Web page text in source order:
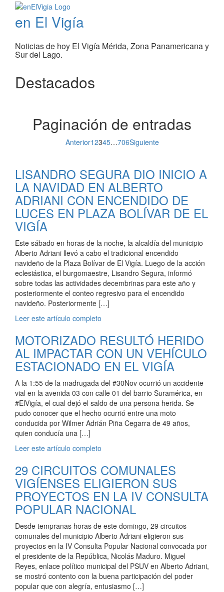
en El Vigía
Noticias de hoy El Vigía Mérida, Zona Panamericana y
Sur del Lago.
Destacados
Paginación de entradas
Anterior12345…706Siguiente
LISANDRO SEGURA DIO INICIO A
LA NAVIDAD EN ALBERTO
ADRIANI CON ENCENDIDO DE
LUCES EN PLAZA BOLÍVAR DE EL
VIGÍA
Este sábado en horas de la noche, la alcaldía del municipio
Alberto Adriani llevó a cabo el tradicional encendido
navideño de la Plaza Bolívar de El Vigía. Luego de la acción
eclesiástica, el burgomaestre, Lisandro Segura, informó
sobre todas las actividades decembrinas para este año y
posteriormente el conteo regresivo para el encendido
navideño. Posteriormente […]
Leer este artículo completo
MOTORIZADO RESULTÓ HERIDO
AL IMPACTAR CON UN VEHÍCULO
ESTACIONADO EN EL VIGÍA
A la 1:55 de la madrugada del #30Nov ocurrió un accidente
vial en la avenida 03 con calle 01 del barrio Suramérica, en
#ElVigía, el cual dejó el saldo de una persona herida. Se
pudo conocer que el hecho ocurrió entre una moto
conducida por Wilmer Adrián Piña Cegarra de 49 años,
quien conducía una […]
Leer este artículo completo
29 CIRCUITOS COMUNALES
VIGÍENSES ELIGIERON SUS
PROYECTOS EN LA IV CONSULTA
POPULAR NACIONAL
Desde tempranas horas de este domingo, 29 circuitos
comunales del municipio Alberto Adriani eligieron sus
proyectos en la IV Consulta Popular Nacional convocada por
el presidente de la República, Nicolás Maduro. Miguel
Reyes, enlace político municipal del PSUV en Alberto Adriani,
se mostró contento con la buena participación del poder
popular que con alegría, entusiasmo […]